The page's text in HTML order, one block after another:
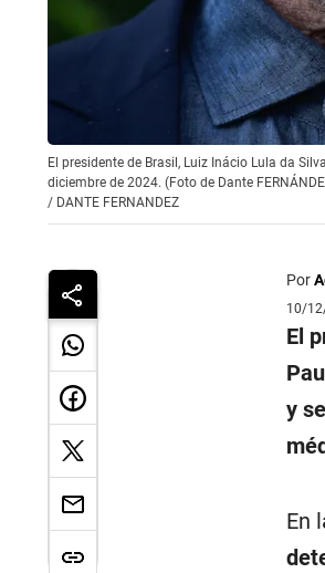
El presidente de Brasil, Luiz Inácio Lula da
diciembre de 2024. (Foto de Dante
/ DANTE FERNANDEZ
Por
10/
El
y
En